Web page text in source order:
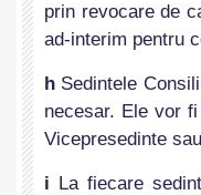
prin revocare de
ad-interim pentru
h Sedintele
necesar. Ele vor
Vicepresedinte
i La fiecare